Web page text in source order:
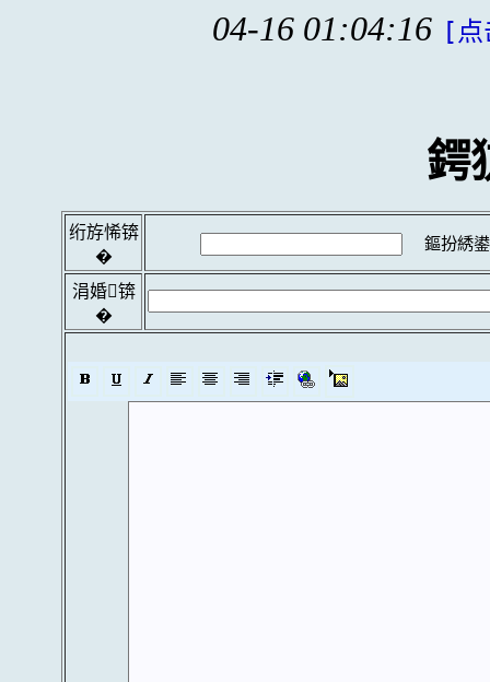
04-16 01:04:16 [
鍔
绗斿悕锛
�
鏂扮綉
涓婚锛
�